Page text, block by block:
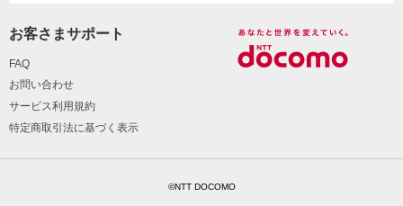
お客さまサポート
FAQ
お問い合わせ
サービス利用規約
特定商取引法に基づく表示
©NTT DOCOMO